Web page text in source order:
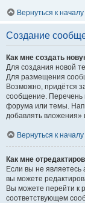
Вернуться к началу
Создание
Как мне создать
Для создания новой
Для размещения
Возможно, придётся
сообщение. Перечень
форума или темы.
добавлять вложения»
Вернуться к началу
Как мне
Если вы не
вы можете
Вы можете перейти к
соответствующем